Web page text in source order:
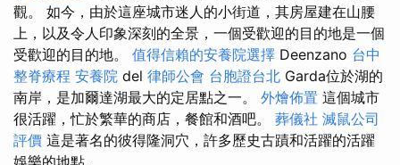
觀。 如今，由於這座城市迷人的小街道，其房屋建在山腰
上，以及令人印象深刻的全景，一個受歡迎的目的地是一個
受歡迎的目的地。 值得信賴的安養院選擇 Deenzano 台中
整脊療程 安養院 del 律師公會 台胞證台北 Garda位於湖的
南岸，是加爾達湖最大的定居點之一。 外燴佈置 這個城市
很活躍，忙於繁華的商店，餐館和酒吧。 葬儀社 滅鼠公司
評價 這是著名的彼得隆洞穴，許多歷史古蹟和活躍的活躍
娛樂的地點。